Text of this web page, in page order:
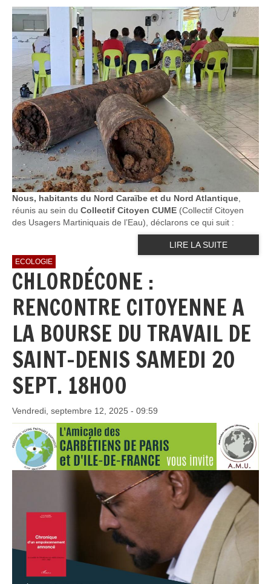
Nous, habitants du Nord Caraïbe et du Nord Atlantique
réunis au sein du Collectif Citoyen CUME (Collectif Citoyen
des Usagers Martiniquais de l’Eau), déclarons ce qui suit :
LIRE LA SUITE
ECOLOGIE
CHLORDÉCONE :
RENCONTRE CITOYENNE A
LA BOURSE DU TRAVAIL DE
SAINT-DENIS SAMEDI 20
SEPT. 18H00
Vendredi, septembre 12, 2025 - 09:59